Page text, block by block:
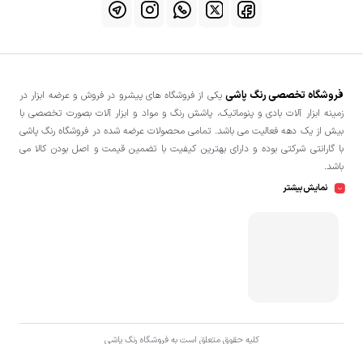
فروشگاه تخصصی رنگ پاشییکی از فروشگاه های پیشرو در فروش و عرضه ابزار در
زمینه ابزار آلات بادی و پنوماتیک، پاشش رنگ و مواد و ابزار آلات بصورت تخصصی با
بیش از یک دهه فعالیت می باشد. تمامی محصولات عرضه شده در فروشگاه رنگ پاشی
با گارانتی شرکتی بوده و دارای بهترین کیفیت با تضمین قیمت و اصل بودن کالا می
باشد.
نمایش بیشتر
کلیه حقوق متعلق است به فروشگاه رنگ پاشی